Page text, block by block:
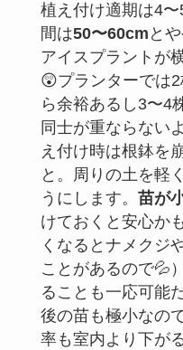
植え付け適期は4
間は50〜60cm と
アイスプラントが
😲プランターでは
ら余裕あるし3〜4
同士が重ならない
え付け時は根鉢を
と。周りの土を軽
うにします。 苗が
けておくと安心か
くなるとナメクジ
ことがあるので💦
ることも一応可能
後の苗も極小なの
率も室内より下が